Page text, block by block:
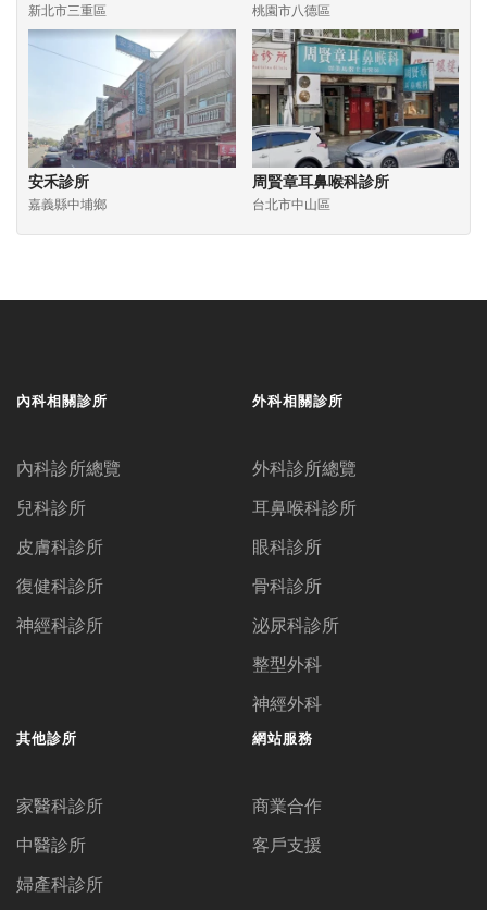
新北市三重區 桃園市八德區
安禾診所
嘉義縣中埔鄉
周賢章耳鼻喉科診所
台北市中山區
內科相關診所
內科診所總覽
兒科診所
皮膚科診所
復健科診所
神經科診所
外科相關診所
外科診所總覽
耳鼻喉科診所
眼科診所
骨科診所
泌尿科診所
整型外科
神經外科
其他診所
家醫科診所
中醫診所
婦產科診所
網站服務
商業合作
客戶支援